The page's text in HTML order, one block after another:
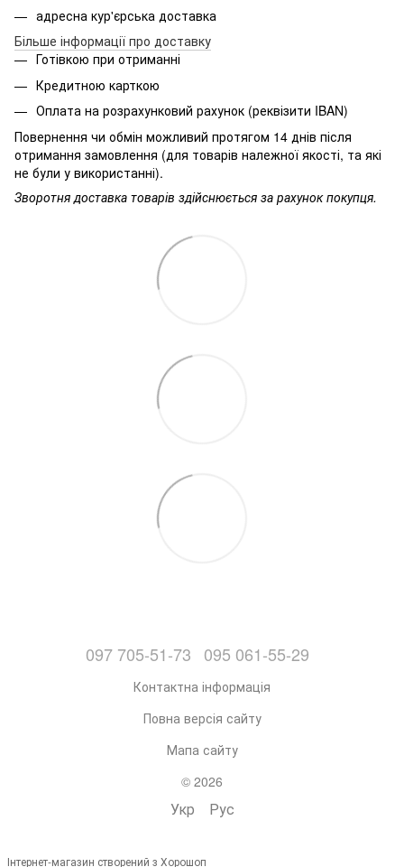
адресна кур'єрська доставка
Більше інформації про доставку
Готівкою при отриманні
Кредитною карткою
Оплата на розрахунковий рахунок (реквізити IBAN)
Повернення чи обмін можливий протягом 14 днів після
отримання замовлення (для товарів належної якості, та які
не були у використанні).
Зворотня доставка товарів здійснюється за рахунок покупця.
097 705-51-73 095 061-55-29
Контактна інформація
Повна версія сайту
Мапа сайту
© 2026
Укр Рус
Інтернет-магазин створений з Хорошоп